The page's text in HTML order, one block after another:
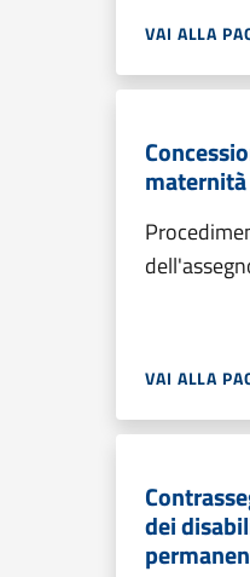
VAI ALLA
maternità
VAI ALLA
dei